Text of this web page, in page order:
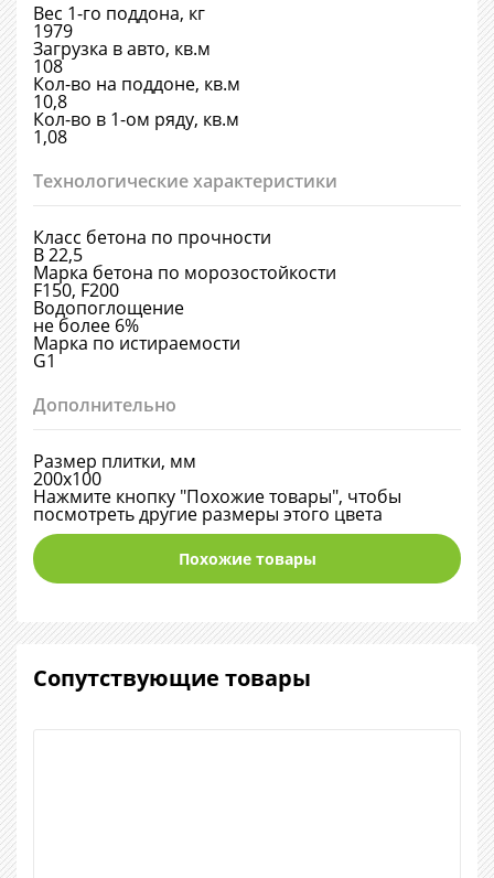
Вес 1-го поддона, кг
1979
Загрузка в авто, кв.м
108
Кол-во на поддоне, кв.м
10,8
Кол-во в 1-ом ряду, кв.м
1,08
Технологические характеристики
Класс бетона по прочности
В 22,5
Марка бетона по морозостойкости
F150, F200
Водопоглощение
не более 6%
Марка по истираемости
G1
Дополнительно
Размер плитки, мм
200х100
Нажмите кнопку "Похожие товары", чтобы
посмотреть другие размеры этого цвета
Похожие товары
Сопутствующие товары